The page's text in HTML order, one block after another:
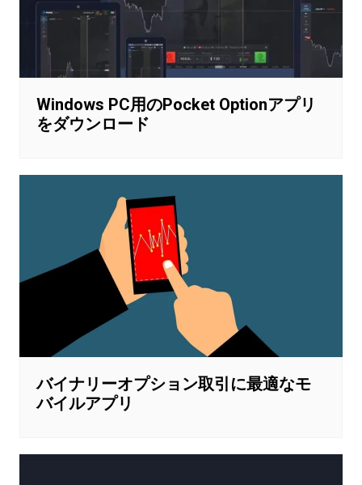
Windows PC用のPocket Optionアプリ
をダウンロード
バイナリーオプション取引に最適なモ
バイルアプリ